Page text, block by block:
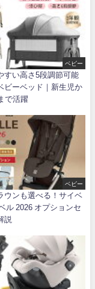
ベビー
すい高さ5段調節可能
ビーベッド｜新生児か
で活躍
ベビー
ウンも選べる！サイベ
ル 2026 オプションセ
説